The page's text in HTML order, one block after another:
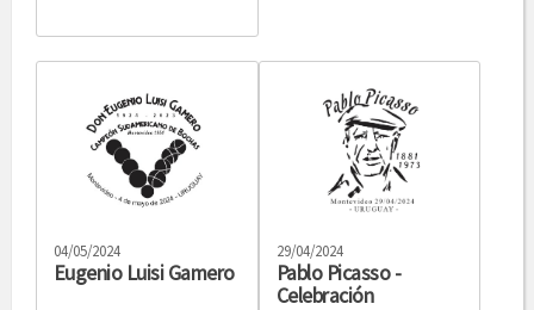
04/05/2024
Eugenio Luisi Gamero
29/04/2024
Pablo Picasso -
Celebración